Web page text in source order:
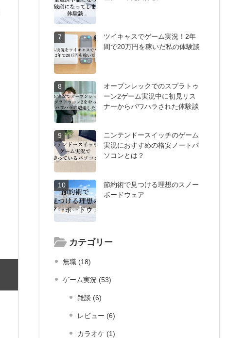
7
ツイキャスでゲーム実況！2年
間で20万円を稼いだ私の体験談
8
オープンレックでのスプラトゥ
ーン2ゲーム実況中に初見リス
ナーからパワハラされた体験談
9
ニンテンドースイッチのゲーム
実況におすすめの格安ノートパ
ソコンとは？
10
節約術で見つける理想のスノー
ボードウェア
カテゴリー
無職 (18)
ゲーム実況 (53)
雑談 (6)
レビュー (6)
カラオケ (1)